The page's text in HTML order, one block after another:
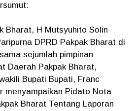
Bharat, H Mutsyuhito Solin
DPRD Pakpak Bharat di
sejumlah pimpinan
Daerah Pakpak Bharat,
Bupati Bupati, Franc
menyampaikan Pidato Nota
Bharat Tentang Laporan